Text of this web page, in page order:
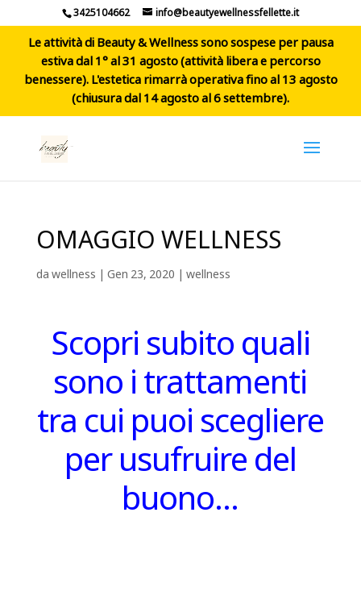
3425104662 info@beautyewellnessfellette.it
Le attività di Beauty & Wellness sono sospese per pausa
estiva dal 1° al 31 agosto (attività libera e percorso
benessere). L'estetica rimarrà operativa fino al 13 agosto
(chiusura dal 14 agosto al 6 settembre).
OMAGGIO WELLNESS
dawellness | Gen 23, 2020 | wellness
Scopri subito quali
sono i trattamenti
tra cui puoi scegliere
per usufruire del
buono…